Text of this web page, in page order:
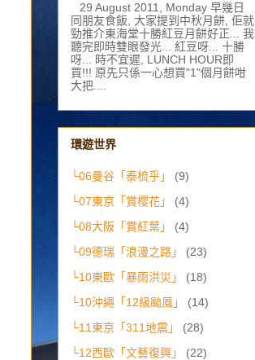
29 August 2011, Monday 早幾日
同朋友食飯, 大家提到中秋月餅, 佢就
勁推介東海堂十勝紅豆月餅好正... 我
聽完即時雙眼發光... 紅豆呀... 十勝
呀... 時不宜遲, LUNCH HOUR即
買!!! 原先只係一心想買"1"個月餅咁
大把....
環遊世界
└06曼谷「泰梳乎」
(9)
└07東京「賞櫻花」
(4)
└08大阪「賞紅葉」
(4)
└09德瑞「浪漫之路」
(23)
└10東歐「暴雨洪災」
(18)
└10沖繩「12級颱風」
(14)
└11東京「311地震」
(28)
└12西歐「文藝復興」
(22)